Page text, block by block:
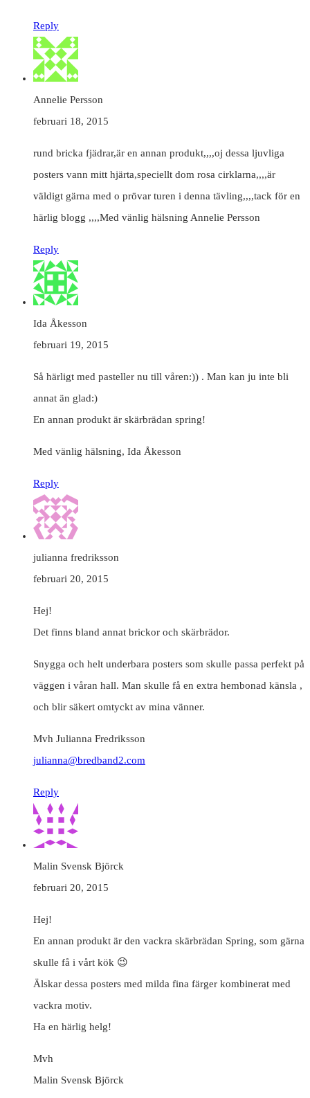
Reply
Annelie Persson
februari 18, 2015
rund bricka fjädrar,är en annan produkt,,,,oj dessa ljuvliga
posters vann mitt hjärta,speciellt dom rosa cirklarna,,,,är
väldigt gärna med o prövar turen i denna tävling,,,,tack för en
härlig blogg ,,,,Med vänlig hälsning Annelie Persson
Reply
Ida Åkesson
februari 19, 2015
Så härligt med pasteller nu till våren:)) . Man kan ju inte bli
annat än glad:)
En annan produkt är skärbrädan spring!
Med vänlig hälsning, Ida Åkesson
Reply
julianna fredriksson
februari 20, 2015
Hej!
Det finns bland annat brickor och skärbrädor.
Snygga och helt underbara posters som skulle passa perfekt på
väggen i våran hall. Man skulle få en extra hembonad känsla ,
och blir säkert omtyckt av mina vänner.
Mvh Julianna Fredriksson
julianna@bredband2.com
Reply
Malin Svensk Björck
februari 20, 2015
Hej!
En annan produkt är den vackra skärbrädan Spring, som gärna
skulle få i vårt kök 😉
Älskar dessa posters med milda fina färger kombinerat med
vackra motiv.
Ha en härlig helg!
Mvh
Malin Svensk Björck